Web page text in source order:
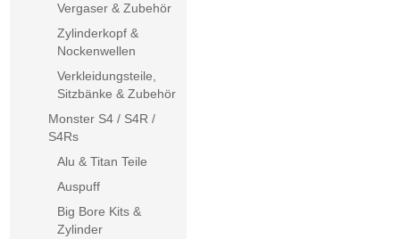
Vergaser & Zubehör
Zylinderkopf &
Nockenwellen
Verkleidungsteile,
Sitzbänke & Zubehör
Monster S4 / S4R /
S4Rs
Alu & Titan Teile
Auspuff
Big Bore Kits &
Zylinder